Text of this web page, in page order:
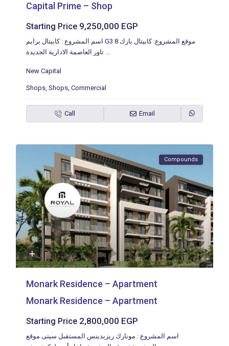
Capital Prime – Shop
Starting Price 9,250,000 EGP
اسم المشروع : كابيتال برايم G3 8 موقع المشروع: كابيتال بارك
...
New Capital
Shops,Shops,Commercial
Call Email
Compounds
Monark Residence – Apartment
Monark Residence – Apartment
Starting Price 2,800,000 EGP
اسم المشروع : مونارك ريزيدينس المستقبل سيتى موقع